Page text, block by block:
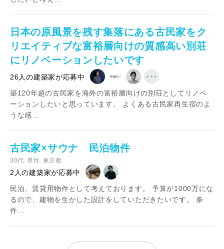
日本の原風景を残す集落にある古民家をク
リエイティブな富裕層向けの質感高い別荘
にリノベーションしたいです
26人の建築家が応募中
築120年超の古民家を海外の富裕層向けの別荘としてリノベ
ーションしたいと思っています。 よくある古民家再生宿のよ
うな感…
古民家×サウナ 民泊物件
30代 男性 東京都
2人の建築家が応募中
民泊、賃貸用物件として考えております。 予算が1000万にな
るので、建物を生かした設計をしていただきたいです。 条
件…